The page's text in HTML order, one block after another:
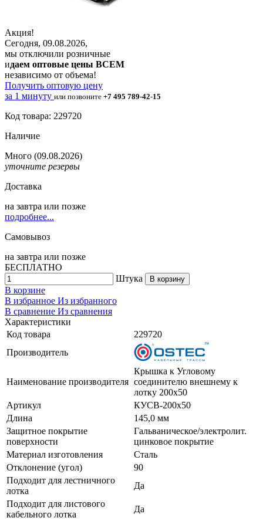
Акция!
Сегодня, 09.08.2026,
мы отключили розничные
идаем оптовые цены ВСЕМ
независимо от объема!
Получить оптовую цену
за 1 минуту или позвоните +7 495 789-42-15
Код товара: 229720
Наличие
Много (09.08.2026)
уточните резервы
Доставка
на завтра или позже
подробнее...
Самовывоз
на завтра или позже
БЕСПЛАТНО
Штука
В корзину
В корзине
В избранное Из избранного
В сравнение Из сравнения
Характеристики
Код товара
229720
Производитель
Наименование производителя
Крышка к Угловому
соединителю внешнему к
лотку 200х50
Артикул
КУСВ-200х50
Длина
145,0 мм
Защитное покрытие
поверхности
Гальваническое/электролит.
цинковое покрытие
Материал изготовления
Сталь
Отклонение (угол)
90
Подходит для лестничного
лотка
Да
Подходит для листового
кабельного лотка
Да